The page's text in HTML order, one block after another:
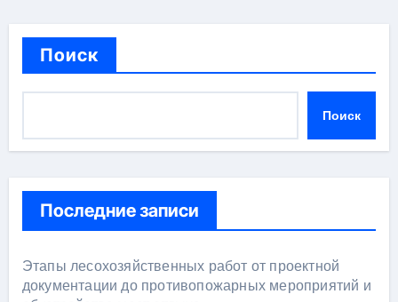
Поиск
Поиск
Последние записи
Этапы лесохозяйственных работ от проектной
документации до противопожарных мероприятий и